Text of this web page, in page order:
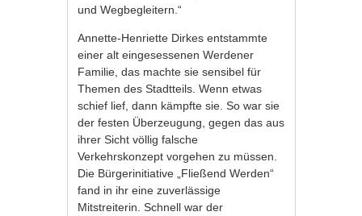
und Wegbegleitern.“
Annette-Henriette Dirkes entstammte
einer alt eingesessenen Werdener
Familie, das machte sie sensibel für
Themen des Stadtteils. Wenn etwas
schief lief, dann kämpfte sie. So war sie
der festen Überzeugung, gegen das aus
ihrer Sicht völlig falsche
Verkehrskonzept vorgehen zu müssen.
Die Bürgerinitiative „Fließend Werden“
fand in ihr eine zuverlässige
Mitstreiterin. Schnell war der